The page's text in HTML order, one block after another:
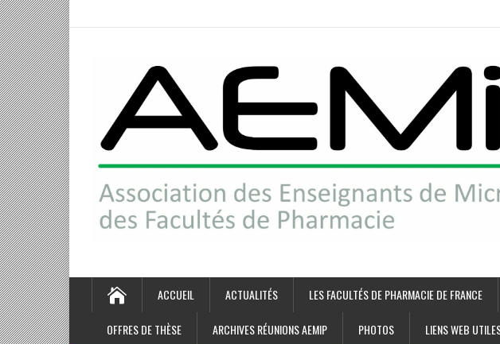
ACCUEIL ACTUALITÉS LES FACULTÉS DE PHARMACIE DE FRANCE
OFFRES DE THÈSE ARCHIVES RÉUNIONS AEMIP PHOTOS LIENS WEB